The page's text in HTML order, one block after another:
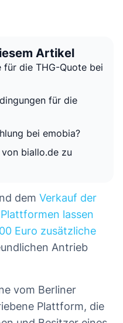
Artikel
für die THG-Quote bei
für die
bei emobia?
biallo.de zu
dem Verkauf der
lassen
Euro zusätzliche
Antrieb
vom Berliner
Plattform, die